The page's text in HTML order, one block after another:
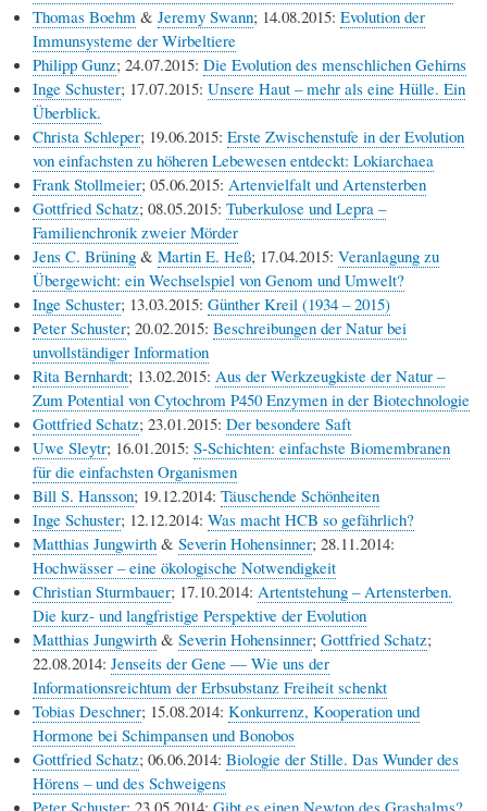
Thomas Boehm & Jeremy Swann; 14.08.2015: Evolution der
Immunsysteme der Wirbeltiere
Philipp Gunz; 24.07.2015: Die Evolution des menschlichen Gehirns
Inge Schuster; 17.07.2015: Unsere Haut – mehr als eine Hülle. Ein
Überblick.
Christa Schleper; 19.06.2015: Erste Zwischenstufe in der Evolution
von einfachsten zu höheren Lebewesen entdeckt: Lokiarchaea
Frank Stollmeier; 05.06.2015: Artenvielfalt und Artensterben
Gottfried Schatz; 08.05.2015: Tuberkulose und Lepra –
Familienchronik zweier Mörder
Jens C. Brüning & Martin E. Heß; 17.04.2015: Veranlagung zu
Übergewicht: ein Wechselspiel von Genom und Umwelt?
Inge Schuster; 13.03.2015: Günther Kreil (1934 – 2015)
Peter Schuster; 20.02.2015: Beschreibungen der Natur bei
unvollständiger Information
Rita Bernhardt; 13.02.2015: Aus der Werkzeugkiste der Natur –
Zum Potential von Cytochrom P450 Enzymen in der Biotechnologie
Gottfried Schatz; 23.01.2015: Der besondere Saft
Uwe Sleytr; 16.01.2015: S-Schichten: einfachste Biomembranen
für die einfachsten Organismen
Bill S. Hansson; 19.12.2014: Täuschende Schönheiten
Inge Schuster; 12.12.2014: Was macht HCB so gefährlich?
Matthias Jungwirth & Severin Hohensinner; 28.11.2014:
Hochwässer – eine ökologische Notwendigkeit
Christian Sturmbauer; 17.10.2014: Artentstehung – Artensterben.
Die kurz- und langfristige Perspektive der Evolution
Matthias Jungwirth & Severin Hohensinner; Gottfried Schatz;
22.08.2014: Jenseits der Gene — Wie uns der
Informationsreichtum der Erbsubstanz Freiheit schenkt
Tobias Deschner; 15.08.2014: Konkurrenz, Kooperation und
Hormone bei Schimpansen und Bonobos
Gottfried Schatz; 06.06.2014: Biologie der Stille. Das Wunder des
Hörens – und des Schweigens
Peter Schuster; 23.05.2014: Gibt es einen Newton des Grashalms?